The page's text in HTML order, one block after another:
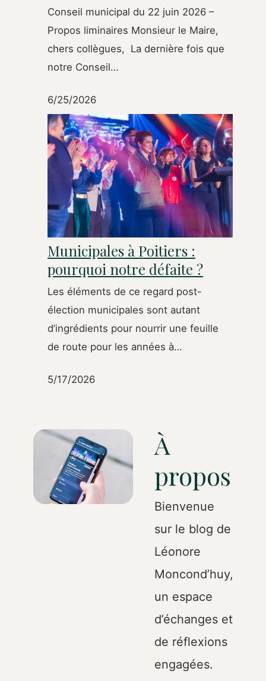
Conseil municipal du 22 juin 2026 –
Propos liminaires Monsieur le Maire,
chers collègues, La dernière fois que
notre Conseil…
6/25/2026
Municipales à Poitiers :
pourquoi notre défaite ?
Les éléments de ce regard post-
élection municipales sont autant
d’ingrédients pour nourrir une feuille
de route pour les années à…
5/17/2026
À
propos
Bienvenue
sur le blog de
Léonore
Moncond’huy,
un espace
d’échanges et
de réflexions
engagées.